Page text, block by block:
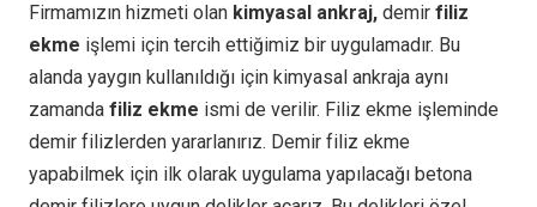
Firmamızın hizmeti olan kimyasal ankraj, demir filiz
ekme işlemi için tercih ettiğimiz bir uygulamadır. Bu
alanda yaygın kullanıldığı için kimyasal ankraja aynı
zamanda filiz ekme ismi de verilir. Filiz ekme işleminde
demir filizlerden yararlanırız. Demir filiz ekme
yapabilmek için ilk olarak uygulama yapılacağı betona